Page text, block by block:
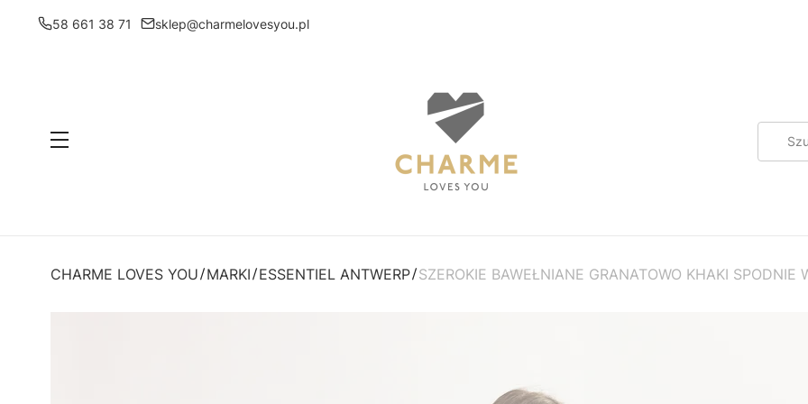
58 661 38 71 sklep@charmelovesyou.pl
Menu
CHARME LOVES YOU MARKI ESSENTIEL ANTWERP SZEROKIE BAWEŁNIANE GRANATOWO KHAKI SPODNIE